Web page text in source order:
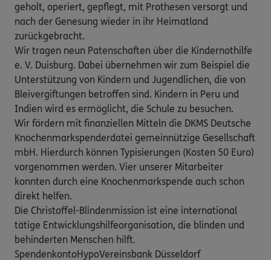
geholt, operiert, gepflegt, mit Prothesen versorgt und
nach der Genesung wieder in ihr Heimatland
zurückgebracht.
Wir tragen neun Patenschaften über die Kindernothilfe
e. V. Duisburg. Dabei übernehmen wir zum Beispiel die
Unterstützung von Kindern und Jugendlichen, die von
Bleivergiftungen betroffen sind. Kindern in Peru und
Indien wird es ermöglicht, die Schule zu besuchen.
Wir fördern mit finanziellen Mitteln die DKMS Deutsche
Knochenmarkspenderdatei gemeinnützige Gesellschaft
mbH. Hierdurch können Typisierungen (Kosten 50 Euro)
vorgenommen werden. Vier unserer Mitarbeiter
konnten durch eine Knochenmarkspende auch schon
direkt helfen.
Die Christoffel-Blindenmission ist eine international
tätige Entwicklungshilfeorganisation, die blinden und
behinderten Menschen hilft.
SpendenkontoHypoVereinsbank Düsseldorf